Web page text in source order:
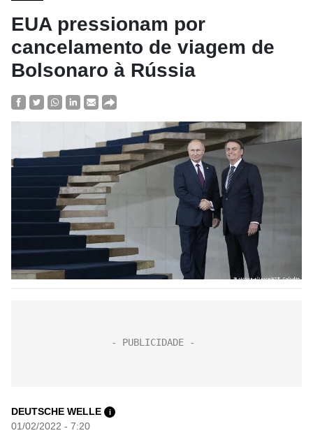
EUA pressionam por
cancelamento de viagem de
Bolsonaro à Rússia
DEUTSCHE WELLE i
01/02/2022 - 7:20